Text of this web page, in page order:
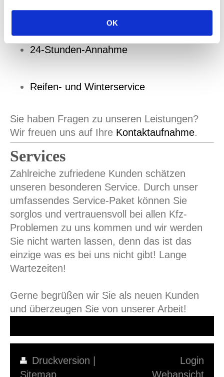
OK
HU / AU
24-Stunden-Annahme
Reifen- und Winterservice
Sie haben Fragen zu unseren Leistungen?
Wir freuen uns auf Ihre Kontaktaufnahme.
Services
Zahlreiche zufriedene Kunden schätzen
unseren besonderen Service. Durch unser
umfassendes Service-Paket können Sie
sorglos und vertrauensvoll bei allen Kfz-
Problemen zu uns kommen und wir werden
Sie nicht warten lassen, denn das ist das
einzige was es bei uns nicht gibt! Lange
Wartezeiten!
Gerne begrüßen wir Sie als neuen Kunden
und überzeugen Sie von unserer Arbeit!
Druckversion |
Sitemap
Login
Webansicht